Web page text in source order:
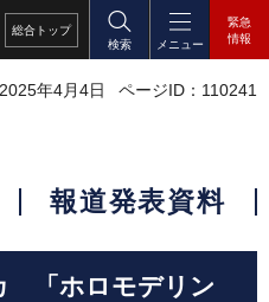
総合 トップ
検索
メニュー
緊急
情報
年4月4日 ページID：110241
報道発表資料
「ホロモデリン